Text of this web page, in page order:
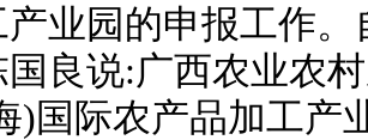
产业园的申报工作
良说:广西农业农
)国际农产品加工产